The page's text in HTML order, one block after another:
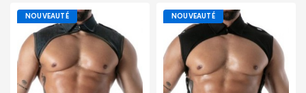
NOUVEAUTÉ NOUVEAUTÉ